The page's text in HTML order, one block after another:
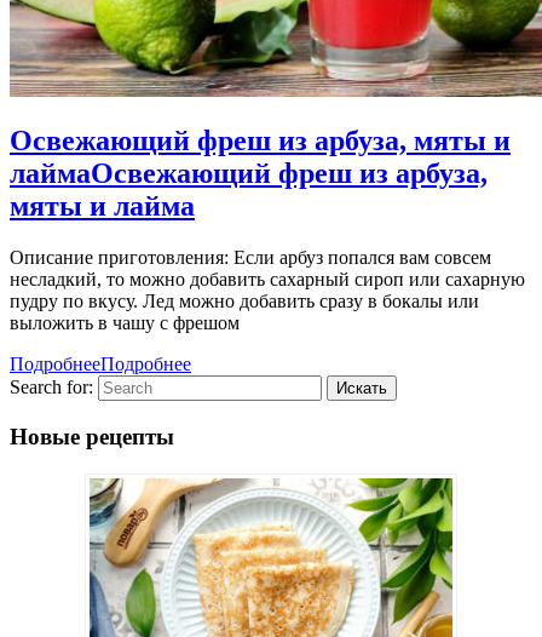
Освежающий фреш из арбуза, мяты и
лаймаОсвежающий фреш из арбуза,
мяты и лайма
Описание приготовления: Если арбуз попался вам совсем
несладкий, то можно добавить сахарный сироп или сахарную
пудру по вкусу. Лед можно добавить сразу в бокалы или
выложить в чашу с фрешом
ПодробнееПодробнее
Search for:
Новые рецепты